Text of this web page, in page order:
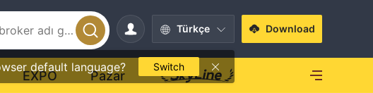
Türkçe
default language? Switch
Download
EXPO Pazar